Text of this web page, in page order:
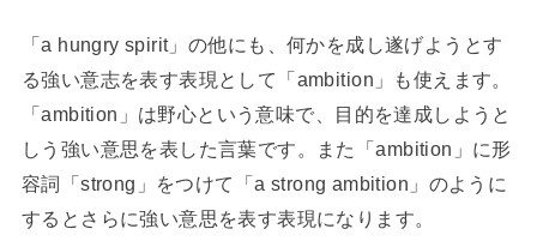
「a hungry spirit」の他にも、何かを成し遂げようとす
る強い意志を表す表現として「ambition」も使えます。
「ambition」は野心という意味で、目的を達成しようと
しう強い意思を表した言葉です。また「ambition」に形
容詞「strong」をつけて「a strong ambition」のように
するとさらに強い意思を表す表現になります。